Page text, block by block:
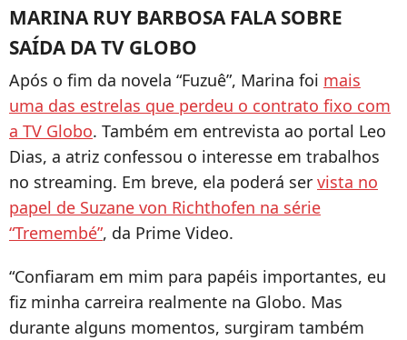
MARINA RUY BARBOSA FALA SOBRE
SAÍDA DA TV GLOBO
Após o fim da novela “Fuzuê”, Marina foi mais
uma das estrelas que perdeu o contrato fixo com
a TV Globo. Também em entrevista ao portal Leo
Dias, a atriz confessou o interesse em trabalhos
no streaming. Em breve, ela poderá ser vista no
papel de Suzane von Richthofen na série
“Tremembé”, da Prime Video.
“Confiaram em mim para papéis importantes, eu
fiz minha carreira realmente na Globo. Mas
durante alguns momentos, surgiram também